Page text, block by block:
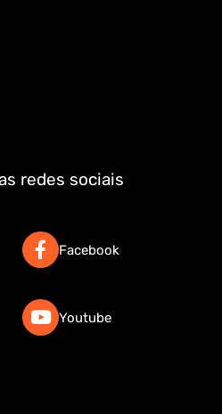
redes sociais
Facebook
Youtube